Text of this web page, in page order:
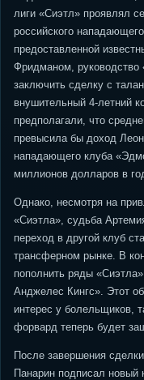
лиги «Сиэтл» проявлял
российского
предоставленной
Фридманом, руководство
заключить сделку с
внушительный 4-летний
предполагали, что
превысила бы доход
нападающего клуба
миллионов долларов в
Однако, несмотря на
«Сиэтла», судьба
переход в другой клуб
трансферном рынке. В
пополнить ряды
Анджелес Кингс». Этот
интерес у болельщиков,
форвард теперь будет
После завершения
Панарин подписал новый